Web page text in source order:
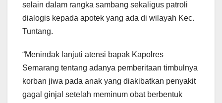
selain dalam rangka sambang sekaligus patroli
dialogis kepada apotek yang ada di wilayah Kec.
Tuntang.
“Menindak lanjuti atensi bapak Kapolres
Semarang tentang adanya pemberitaan timbulnya
korban jiwa pada anak yang diakibatkan penyakit
gagal ginjal setelah meminum obat berbentuk